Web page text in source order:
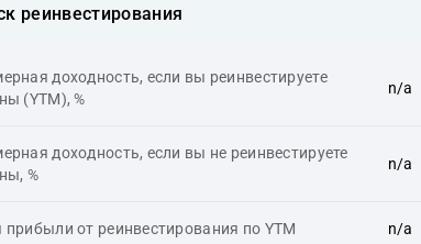
реинвестирования
доходность, если вы реинвестируете
(YTM), %
n/a
доходность, если вы не реинвестируете
%
n/a
прибыли от реинвестирования по YTM n/a